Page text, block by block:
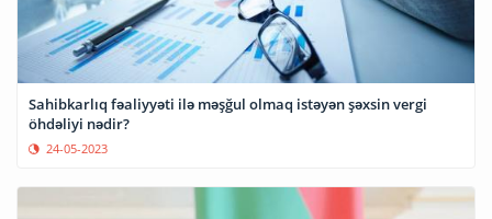
Sahibkarlıq fəaliyyəti ilə məşğul olmaq istəyən şəxsin vergi
öhdəliyi nədir?
24-05-2023